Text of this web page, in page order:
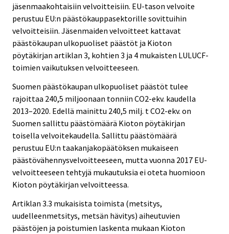
jäsenmaakohtaisiin velvoitteisiin. EU-tason velvoite
perustuu EU:n päästökauppasektorille sovittuihin
velvoitteisiin. Jäsenmaiden velvoitteet kattavat
päästökaupan ulkopuoliset päästöt ja Kioton
pöytäkirjan artiklan 3, kohtien 3 ja 4 mukaisten LULUCF-
toimien vaikutuksen velvoitteeseen.
Suomen päästökaupan ulkopuoliset päästöt tulee
rajoittaa 240,5 miljoonaan tonniin CO2-ekv. kaudella
2013–2020. Edellä mainittu 240,5 milj. t CO2-ekv. on
Suomen sallittu päästömäärä Kioton pöytäkirjan
toisella velvoitekaudella. Sallittu päästömäärä
perustuu EU:n taakanjakopäätöksen mukaiseen
päästövähennysvelvoitteeseen, mutta vuonna 2017 EU-
velvoitteeseen tehtyjä mukautuksia ei oteta huomioon
Kioton pöytäkirjan velvoitteessa.
Artiklan 3.3 mukaisista toimista (metsitys,
uudelleenmetsitys, metsän hävitys) aiheutuvien
päästöjen ja poistumien laskenta mukaan Kioton